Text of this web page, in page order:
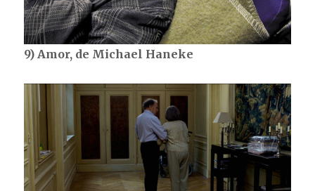
9) Amor, de Michael Haneke